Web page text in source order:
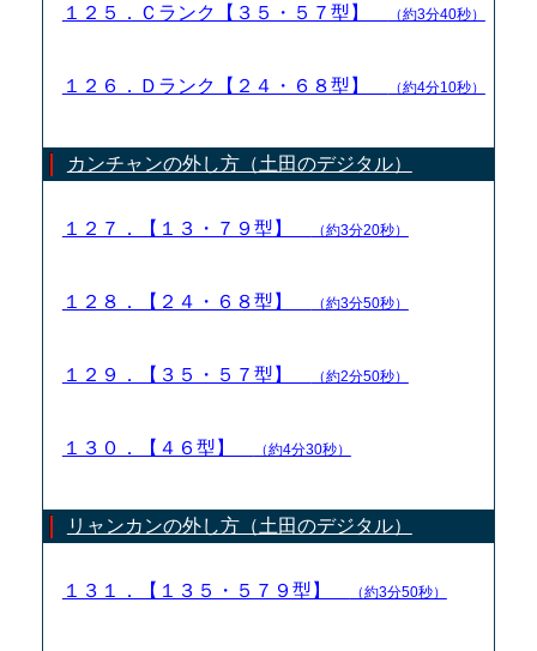
１２５．Ｃランク【３５・５７型】 （約3分40秒）
１２６．Ｄランク【２４・６８型】 （約4分10秒）
カンチャンの外し方（土田のデジタル）
１２７．【１３・７９型】 （約3分20秒）
１２８．【２４・６８型】 （約3分50秒）
１２９．【３５・５７型】 （約2分50秒）
１３０．【４６型】 （約4分30秒）
リャンカンの外し方（土田のデジタル）
１３１．【１３５・５７９型】 （約3分50秒）